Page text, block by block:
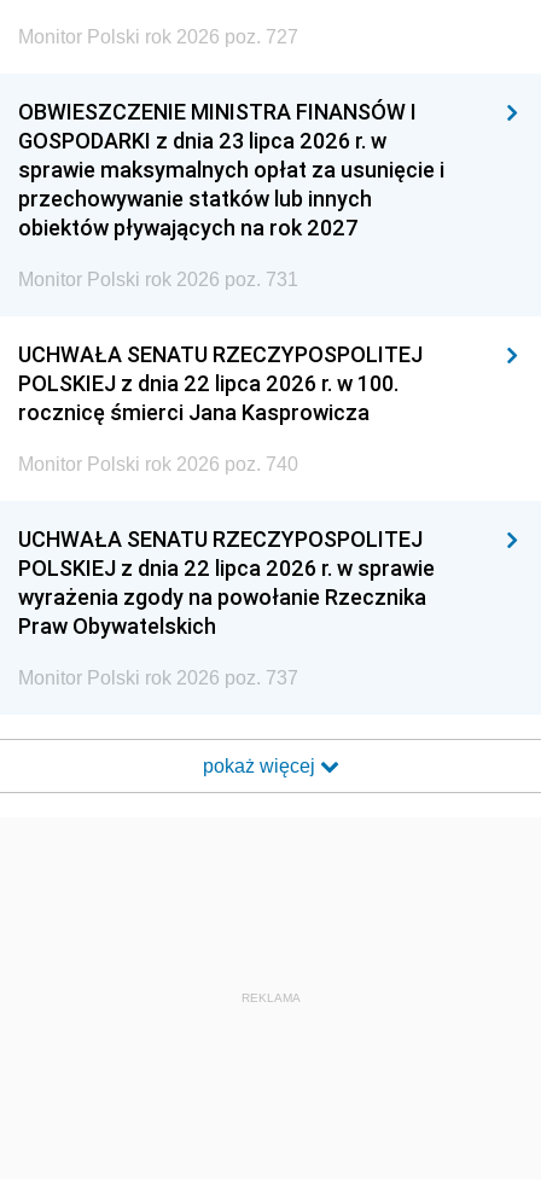
Monitor Polski rok 2026 poz. 727
OBWIESZCZENIE MINISTRA FINANSÓW I
GOSPODARKI z dnia 23 lipca 2026 r. w
sprawie maksymalnych opłat za usunięcie i
przechowywanie statków lub innych
obiektów pływających na rok 2027
Monitor Polski rok 2026 poz. 731
UCHWAŁA SENATU RZECZYPOSPOLITEJ
POLSKIEJ z dnia 22 lipca 2026 r. w 100.
rocznicę śmierci Jana Kasprowicza
Monitor Polski rok 2026 poz. 740
UCHWAŁA SENATU RZECZYPOSPOLITEJ
POLSKIEJ z dnia 22 lipca 2026 r. w sprawie
wyrażenia zgody na powołanie Rzecznika
Praw Obywatelskich
Monitor Polski rok 2026 poz. 737
pokaż więcej
REKLAMA